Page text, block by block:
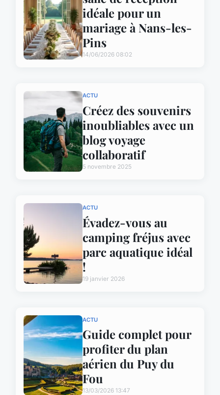
idéale pour un
mariage à Nans-les-
Pins
14/06/2026 08:02
ACTU
Créez des souvenirs
inoubliables avec un
blog voyage
collaboratif
5 novembre 2025
ACTU
Évadez-vous au
camping fréjus avec
parc aquatique idéal
!
19 janvier 2026
ACTU
Guide complet pour
profiter du plan
aérien du Puy du
Fou
13/03/2026 13:47